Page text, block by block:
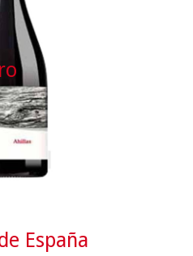
España